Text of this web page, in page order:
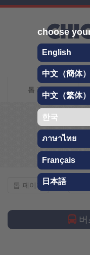
choose
English
中文（簡体）
中文（繁体）
한국
ภาษาไทย
Français
日本語
Skip
치치
톱 페이지
톱 페이지